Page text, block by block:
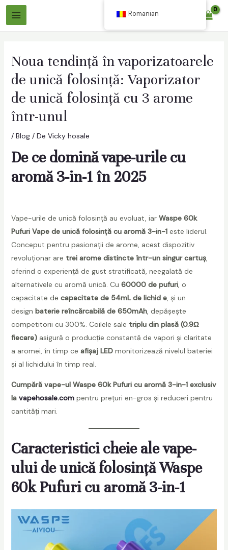
Sari
Meniu
Noua tendință în vaporizatoarele
de unică folosință: Vaporizator
de unică folosință cu 3 arome
într-unul
/ Blog/ De Vicky hosale
De ce domină vape-urile cu
aromă 3-in-1 în 2025
Vape-urile de unică folosință au evoluat, iar Waspe 60k
Pufuri Vape de unică folosință cu aromă 3-in-1este liderul.
Conceput pentru pasionații de arome, acest dispozitiv
revoluționar are trei arome distincte într-un singur cartuș,
oferind o experiență de gust stratificată, neegalată de
alternativele cu aromă unică. Cu 60000 de pufuri, o
capacitate de capacitate de 54mL de lichid e, și un
design baterie reîncărcabilă de 650mAh, depășește
competitorii cu 300%. Coilele sale triplu din plasă (0.9Ω
fiecare)asigură o producție constantă de vapori și claritate
a aromei, în timp ce afișaj LEDmonitorizează nivelul bateriei
și al lichidului în timp real.
Cumpără vape-ul Waspe 60k Pufuri cu aromă 3-in-1 exclusiv
la vapehosale.compentru prețuri en-gros și reduceri pentru
cantități mari.
Caracteristici cheie ale vape-
ului de unică folosință Waspe
60k Pufuri cu aromă 3-in-1
Romanian